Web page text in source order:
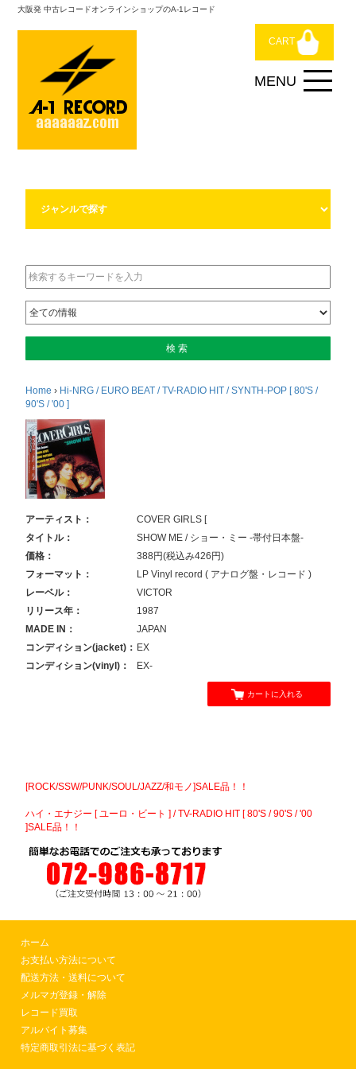
大阪発 中古レコードオンラインショップのA-1レコード
CART
Home › Hi-NRG / EURO BEAT / TV-RADIO HIT / SYNTH-POP [ 80'S /
90'S / '00 ]
アーティスト：
COVER GIRLS [
タイトル：
SHOW ME / ショー・ミー -帯付日本盤-
価格：
388円(税込み426円)
フォーマット：
LP Vinyl record ( アナログ盤・レコード )
レーベル：
VICTOR
リリース年：
1987
MADE IN：
JAPAN
コンディション(jacket)： EX
コンディション(vinyl)：
EX-
カートに入れる
[ROCK/SSW/PUNK/SOUL/JAZZ/和モノ]SALE品！！
ハイ・エナジー [ ユーロ・ビート ] / TV-RADIO HIT [ 80'S / 90'S / '00
]SALE品！！
ホーム
お支払い方法について
配送方法・送料について
メルマガ登録・解除
レコード買取
アルバイト募集
特定商取引法に基づく表記